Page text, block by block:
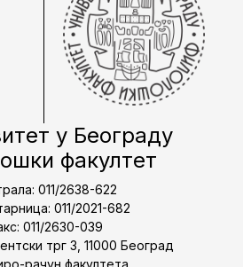
у Београду
факултет
011/2638-622
011/2021-682
011/2630-039
трг 3, 11000 Београд
рачун факултета